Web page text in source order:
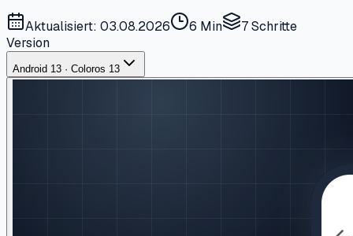
Aktualisiert: 03.08.2026 6 Min 7Schritte
Version
Android 13 · Coloros 13